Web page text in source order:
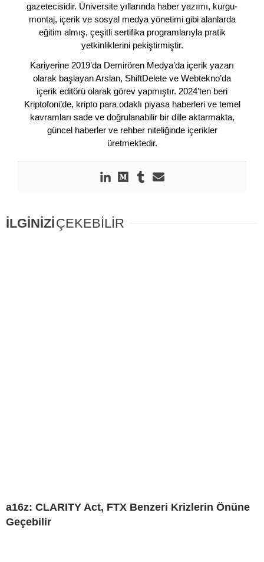
gazetecisidir. Üniversite yıllarında haber yazımı, kurgu-
montaj, içerik ve sosyal medya yönetimi gibi alanlarda
eğitim almış, çeşitli sertifika programlarıyla pratik
yetkinliklerini pekiştirmiştir.
Kariyerine 2019’da Demirören Medya’da içerik yazarı
olarak başlayan Arslan, ShiftDelete ve Webtekno’da
içerik editörü olarak görev yapmıştır. 2024’ten beri
Kriptofoni’de, kripto para odaklı piyasa haberleri ve temel
kavramları sade ve doğrulanabilir bir dille aktarmakta,
güncel haberler ve rehber niteliğinde içerikler
üretmektedir.
İLGİNİZİÇEKEBİLİR
a16z: CLARITY Act, FTX Benzeri Krizlerin Önüne
Geçebilir